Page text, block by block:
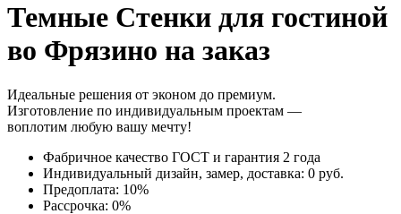
Темные Стенки для гостиной
во Фрязино на заказ
Идеальные решения от эконом до премиум.
Изготовление по индивидуальным проектам —
воплотим любую вашу мечту!
Фабричное качество ГОСТ и гарантия 2 года
Индивидуальный дизайн, замер, доставка: 0 руб.
Предоплата: 10%
Рассрочка: 0%